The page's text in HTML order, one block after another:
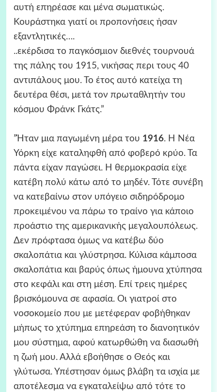
αυτή επηρέασε και μένα σωματικώς.
Κουράστηκα γιατί οι προπονήσεις ήσαν
εξαντλητικές….
..εκέρδισα το παγκόσμιον διεθνές τουρνουά
της πάλης του 1915, νικήσας περι τους 40
αντιπάλους μου. Το έτος αυτό κατείχα τη
δευτέρα θέσι, μετά τον πρωταθλητήν του
κόσμου Φράνκ Γκάτς.”
”Ήταν μια παγωμένη μέρα του 1916. Η Νέα
Υόρκη είχε καταληφθή από φοβερό κρύο. Τα
πάντα είχαν παγώσει. Η θερμοκρασία είχε
κατέβη πολύ κάτω από το μηδέν. Τότε συνέβη
να κατεβαίνω στον υπόγειο σιδηρόδρομο
προκειμένου να πάρω το τραίνο για κάποιο
προάστιο της αμερικανικής μεγαλουπόλεως.
Δεν πρόφτασα όμως να κατέβω δύο
σκαλοπάτια και γλύστρησα. Κύλισα κάμποσα
σκαλοπάτια και βαρύς όπως ήμουνα χτύπησα
στο κεφάλι και στη μέση. Επί τρεις ημέρες
βρισκόμουνα σε αφασία. Οι γιατροί στο
νοσοκομείο που με μετέφεραν φοβήθηκαν
μήπως το χτύπημα επηρεάση το διανοητικόν
μου σύστημα, αφού κατωρθώθη να διασωθή
η ζωή μου. Αλλά εβοήθησε ο Θεός και
γλύτωσα. Υπέστησαν όμως βλάβη τα ισχία με
αποτέλεσμα να εγκαταλείψω από τότε το